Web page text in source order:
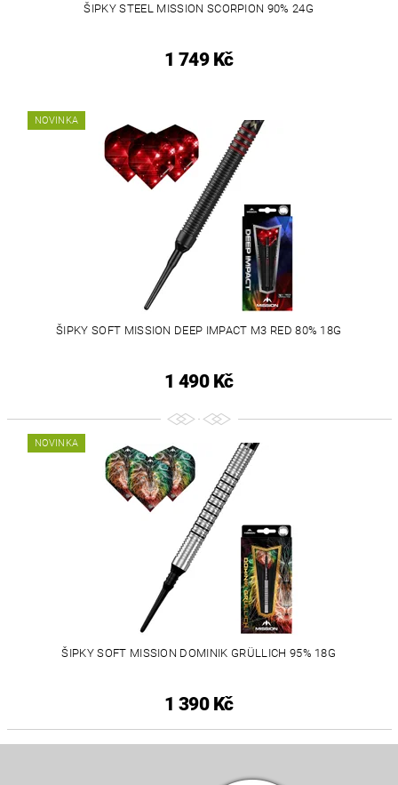
ŠIPKY STEEL MISSION SCORPION 90% 24G
1 749 Kč
NOVINKA
ŠIPKY SOFT MISSION DEEP IMPACT M3 RED 80% 18G
1 490 Kč
NOVINKA
ŠIPKY SOFT MISSION DOMINIK GRÜLLICH 95% 18G
1 390 Kč